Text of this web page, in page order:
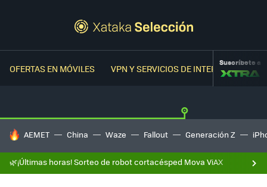
OFERTAS EN MÓVILES VPN Y SERVICIOS DE INTERNETSuscríbete a
HOY SE HABLA DE
AEMET China Waze Fallout Generación Z
🌿¡Últimas horas! Sorteo de robot cortacésped Mova ViAX